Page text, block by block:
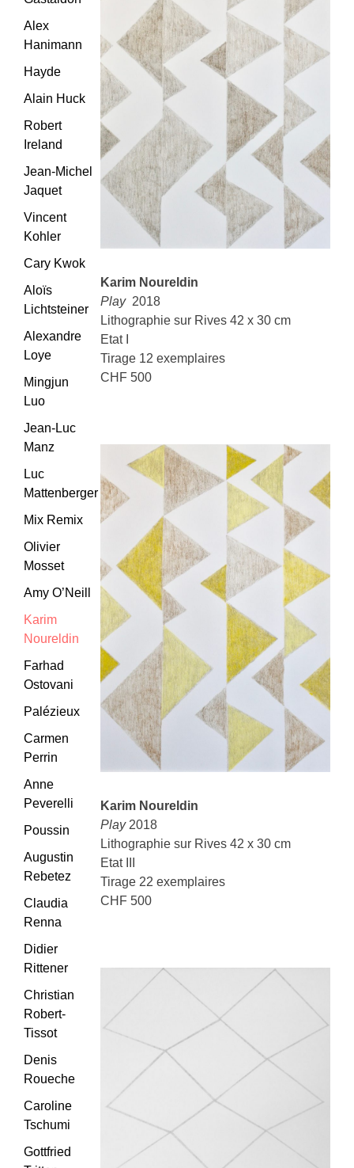
Karim Noureldin
Play 2018
Lithographie sur Rives 42 x 30 cm
Etat I
Tirage 12 exemplaires
CHF 500
Karim Noureldin
Play2018
Lithographie sur Rives 42 x 30 cm
Etat III
Tirage 22 exemplaires
CHF 500
Alex
Hanimann
Hayde
Alain Huck
Robert
Ireland
Jean-Michel
Jaquet
Vincent
Kohler
Cary Kwok
Aloïs
Lichtsteiner
Alexandre
Loye
Mingjun
Luo
Jean-Luc
Manz
Luc
Mattenberger
Mix Remix
Olivier
Mosset
Amy O’Neill
Karim
Noureldin
Farhad
Ostovani
Palézieux
Carmen
Perrin
Anne
Peverelli
Poussin
Augustin
Rebetez
Claudia
Renna
Didier
Rittener
Christian
Robert-
Tissot
Denis
Roueche
Caroline
Tschumi
Gottfried